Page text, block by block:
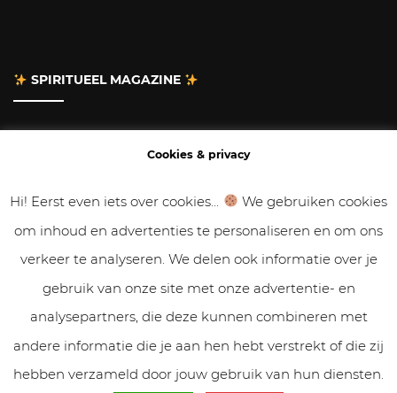
SPIRITUEEL MAGAZINE
Gastbloggen
Samenwerken
Cookies & Privacy
Cookies & privacy
Hi! Eerst even iets over cookies...
We gebruiken cookies
om inhoud en advertenties te personaliseren en om ons
verkeer te analyseren. We delen ook informatie over je
gebruik van onze site met onze advertentie- en
analysepartners, die deze kunnen combineren met
andere informatie die je aan hen hebt verstrekt of die zij
hebben verzameld door jouw gebruik van hun diensten.